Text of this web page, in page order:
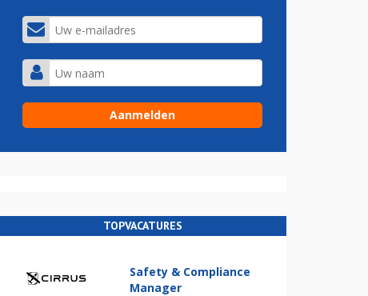
TOPVACATURES
Safety & Compliance
Manager